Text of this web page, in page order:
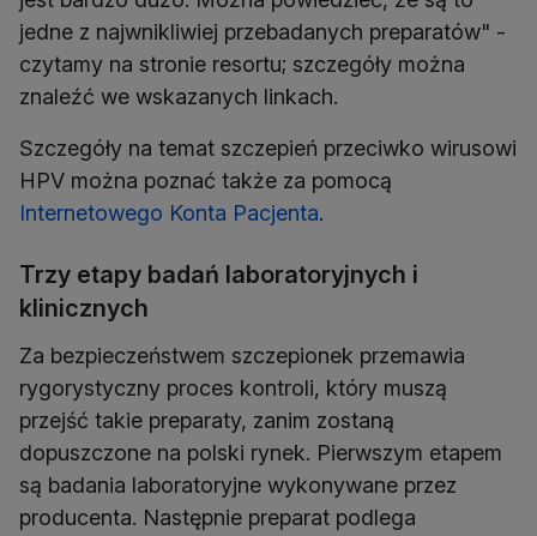
jedne z najwnikliwiej przebadanych preparatów" -
czytamy na stronie resortu; szczegóły można
znaleźć we wskazanych linkach.
Szczegóły na temat szczepień przeciwko wirusowi
HPV można poznać także za pomocą
Internetowego Konta Pacjenta.
Trzy etapy badań laboratoryjnych i
klinicznych
Za bezpieczeństwem szczepionek przemawia
rygorystyczny proces kontroli, który muszą
przejść takie preparaty, zanim zostaną
dopuszczone na polski rynek. Pierwszym etapem
są badania laboratoryjne wykonywane przez
producenta. Następnie preparat podlega